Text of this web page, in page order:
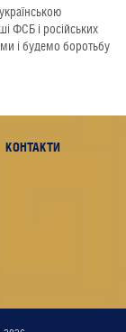
ФСБ і російських
і будемо боротьбу
КОНТАКТИ